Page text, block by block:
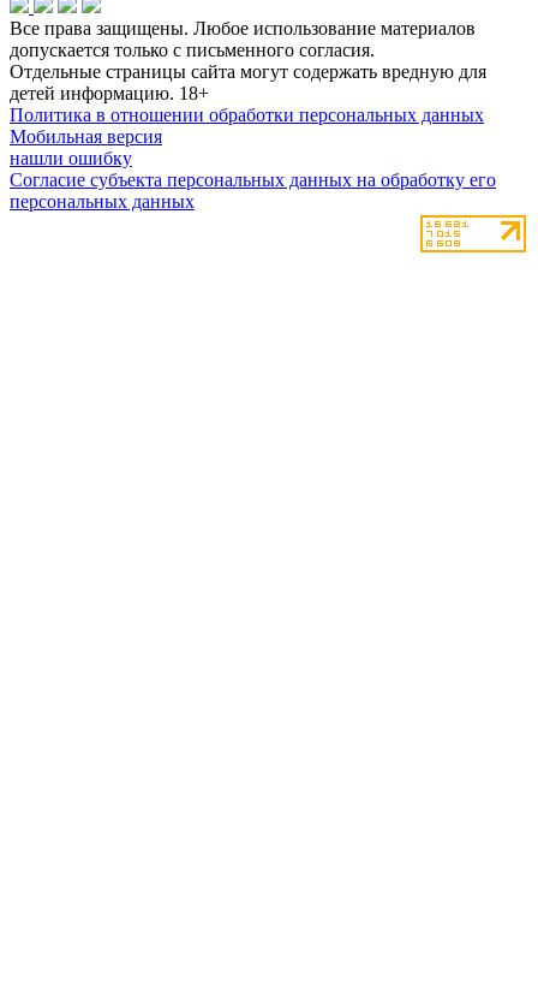
Все права защищены. Любое использование материалов
допускается только с письменного согласия.
Отдельные страницы сайта могут содержать вредную для
детей информацию. 18+
Политика в отношении обработки персональных данных
Мобильная версия
нашли ошибку
Согласие субъекта персональных данных на обработку его
персональных данных